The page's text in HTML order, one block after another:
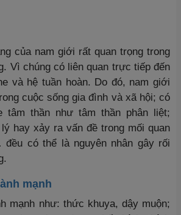
của nam giới rất quan trọng trong
Vì chúng có liên quan trực tiếp đến
và hệ tuần hoàn. Do đó, nam giới
cuộc sống gia đình và xã hội; có
tâm thần như tâm thần phân liệt;
hay xảy ra vấn đề trong mối quan
có thể là nguyên nhân gây rối
mạnh
mạnh như: thức khuya, dậy muộn;